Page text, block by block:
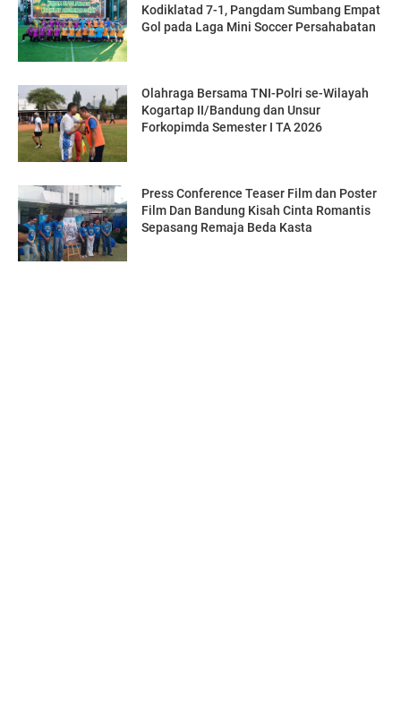
Kodiklatad 7-1, Pangdam Sumbang Empat
Gol pada Laga Mini Soccer Persahabatan
Olahraga Bersama TNI-Polri se-Wilayah
Kogartap II/Bandung dan Unsur
Forkopimda Semester I TA 2026
Press Conference Teaser Film dan Poster
Film Dan Bandung Kisah Cinta Romantis
Sepasang Remaja Beda Kasta